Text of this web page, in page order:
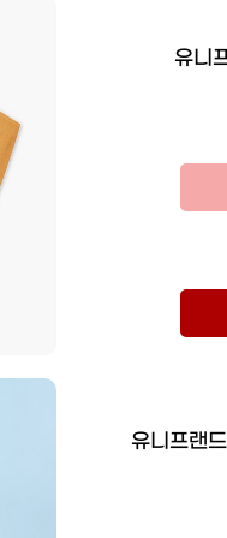
유니
유니프랜